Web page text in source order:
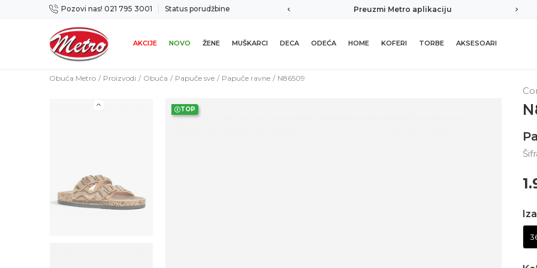
Pozovi nas! 021 795 3001 Status porudžbine
Mogućnost zamene u roku od 14 dana Preuzmi Metro aplikaciju
AKCIJE NOVO ŽENE MUŠKARCI DECA ODEĆA HOME KOFERI TORBE AKSESOARI
Obuća Metro Proizvodi Obuća Papuče sve Papuče ravne N86509
TOP